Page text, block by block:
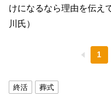
けになるなら理由を伝え
川氏）
1
終活 葬式